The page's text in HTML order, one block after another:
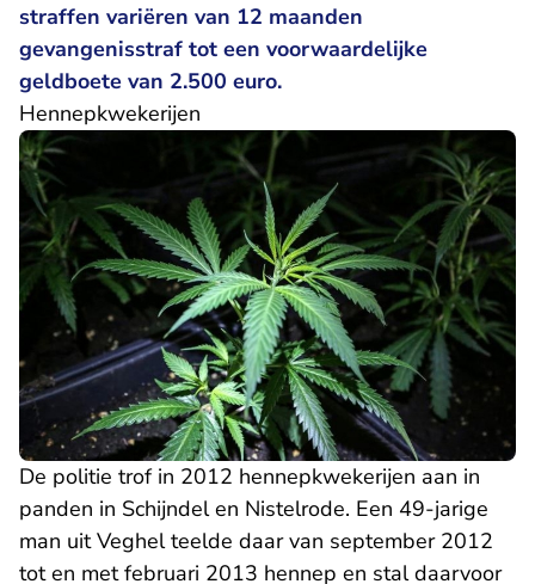
straffen variëren van 12 maanden
gevangenisstraf tot een voorwaardelijke
geldboete van 2.500 euro.
Hennepkwekerijen
De politie trof in 2012 hennepkwekerijen aan in
panden in Schijndel en Nistelrode. Een 49-jarige
man uit Veghel teelde daar van september 2012
tot en met februari 2013 hennep en stal daarvoor